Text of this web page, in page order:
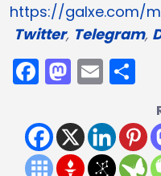
https://galxe.com/
Twitter, Telegram,
Facebook
Email